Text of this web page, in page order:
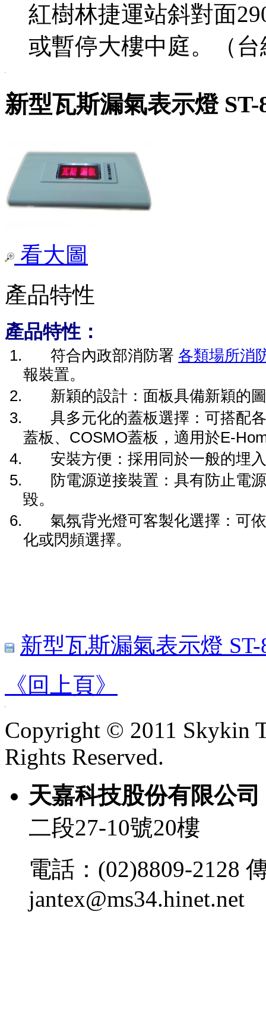
紅樹林捷運站斜對面
或暫停大樓中庭。（
新型瓦斯漏氣表示燈 ST-
看大圖
產品特性
產品特性：
1. 符合內政部消防署 各類場所消
報裝置。
2. 新穎的設計：面板具備新穎的
3.
具多元化的蓋板選擇：可搭配
蓋板、 COSMO蓋板，適用於E-
4.
安裝方便：採用同於一般的埋
5.
防電源逆接裝置：具有防止電
毀。
6.
氣氛背光燈可客製化選擇：可
化或閃頻選擇。
新型瓦斯漏氣表示燈
《回上頁》
Copyright © 2011 Skykin
Rights Reserved.
天嘉科技股份有限
二段27-10號20樓
電話：(02)8809-2128
jantex@ms34.hinet.net